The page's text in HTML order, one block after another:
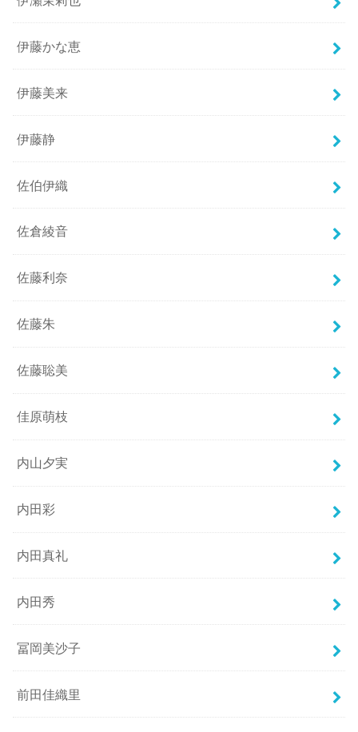
伊藤かな恵
伊藤美来
伊藤静
佐伯伊織
佐倉綾音
佐藤利奈
佐藤朱
佐藤聡美
佳原萌枝
内山夕実
内田彩
内田真礼
内田秀
冨岡美沙子
前田佳織里